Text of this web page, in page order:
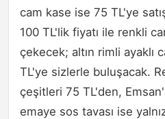
cam kase ise 75 TL'ye
100 TL'lik fiyatı ile renkli
çekecek; altın rimli ayaklı
TL'ye sizlerle buluşacak.
çeşitleri 75 TL'den,
emaye sos tavası ise